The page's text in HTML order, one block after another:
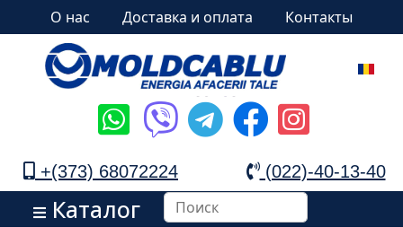
О нас Доставка и оплата Контакты
+(373) 68072224 (022)-40-13-40
Каталог